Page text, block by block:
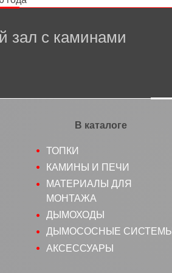
зал с каминами
В каталоге
ТОПКИ
КАМИНЫ И ПЕЧИ
МАТЕРИАЛЫ ДЛЯ
МОНТАЖА
ДЫМОХОДЫ
ДЫМОСОСНЫЕ СИСТЕМЫ
АКСЕССУАРЫ